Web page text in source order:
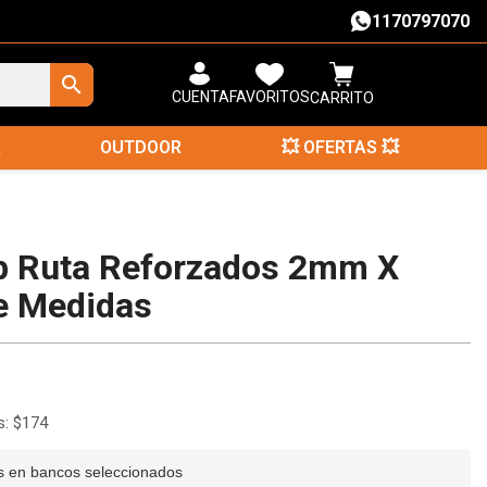
1170797070
search FAVORITOS
CUENTA CARRITO
OUTDOOR 💥 OFERTAS 💥
Ruta Reforzados 2mm X
Medidas
$174
en bancos seleccionados